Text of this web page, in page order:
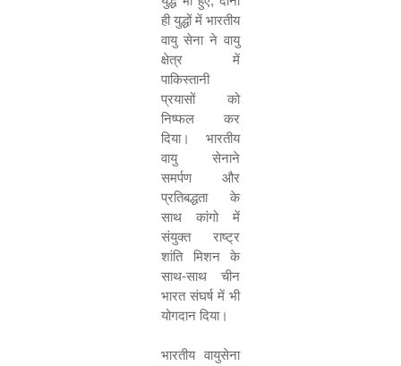
ही युद्धों में भारतीय
वायु सेना ने वायु
क्षेत्र में
पाकिस्तानी
प्रयासों को
निष्‍फल
कर
दिया। भारतीय
वायु सेनाने
समर्पण और
प्रतिबद्धता के
साथ कांगो में
संयुक्त राष्ट्र
शांति मिशन के
साथ-साथ चीन
भारत संघर्ष में भी
योगदान दिया।
भारतीय वायुसेना